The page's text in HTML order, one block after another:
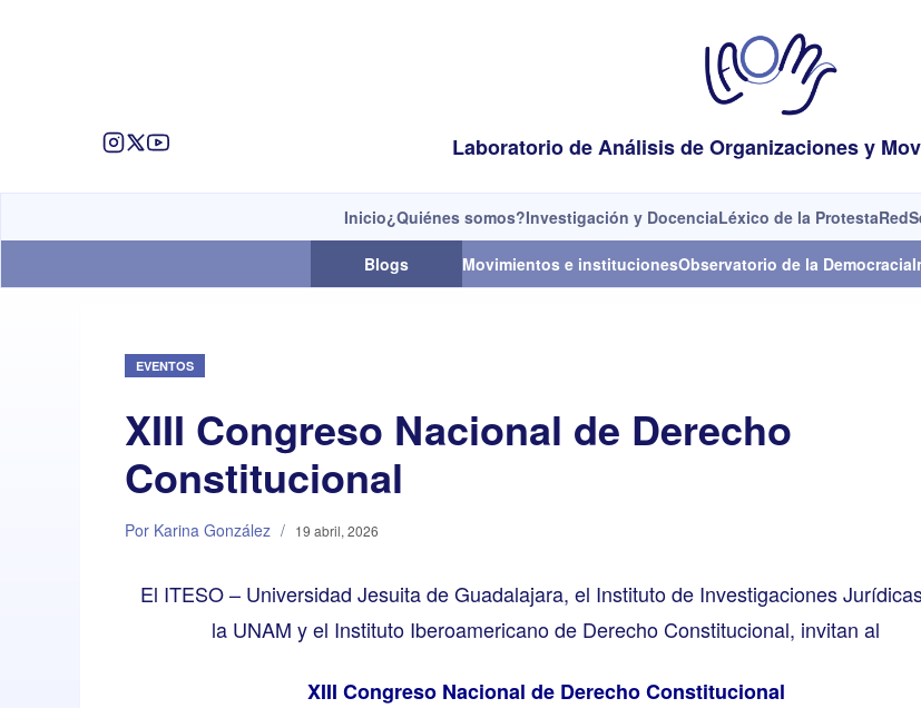
Laboratorio de Análisis de Organizaciones y
Inicio¿Quiénes somos?Investigación y DocenciaLéxico de la ProtestaRed
Blogs Movimientos e institucionesObservatorio de la Democracia
EVENTOS
XIII Congreso Nacional de Derecho
Constitucional
Por Karina González / 19 abril, 2026
El ITESO – Universidad Jesuita de Guadalajara, el Instituto de Investigaciones
la UNAM y el Instituto Iberoamericano de Derecho Constitucional, invitan al
XIII Congreso Nacional de Derecho Constitucional